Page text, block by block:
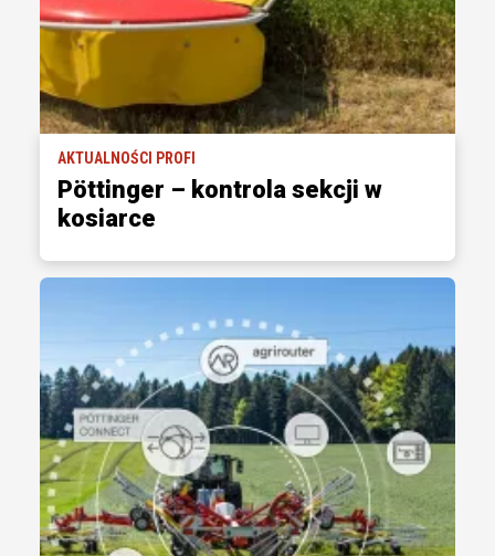
AKTUALNOŚCI PROFI
Pöttinger – kontrola sekcji w
kosiarce